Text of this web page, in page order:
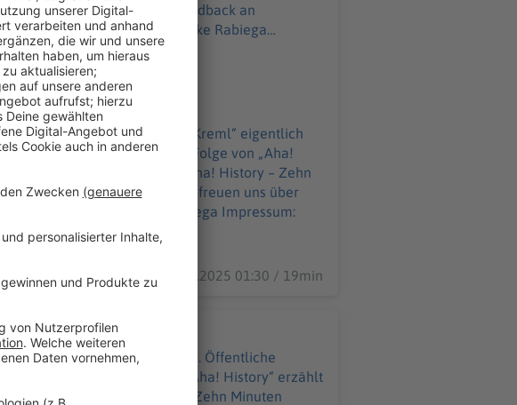
an
Impressum.html Datenschutz:
WELT-DIGITAL.html
Der Kreml. Aber was ist „der Kreml“ eigentlich
darum dreht sich diese Folge von „Aha!
Birkin Bag. "Aha! History – Zehn
ab 6 Uhr. Wir freuen uns über
DIGITAL.html
06.01.2025 01:30 / 19min
kein Bad in ihrer Wohnung. Öffentliche
Gesellschaft zusammen. „Aha! History“ erzählt
– Zehn Minuten